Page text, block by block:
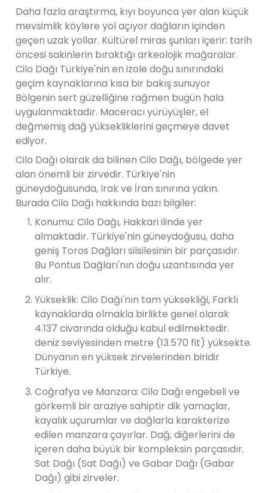
Daha fazla araştırma, kıyı boyunca yer alan küçük
mevsimlik köylere yol açıyor dağların içinden
geçen uzak yollar. Kültürel miras şunları içerir: tarih
öncesi sakinlerin bıraktığı arkeolojik mağaralar.
Cilo Dağı Türkiye'nin en izole doğu sınırındaki
geçim kaynaklarına kısa bir bakış sunuyor
Bölgenin sert güzelliğine rağmen bugün hala
uygulanmaktadır. Maceracı yürüyüşler, el
değmemiş dağ yüksekliklerini geçmeye davet
ediyor.
Cilo ​​Dağı olarak da bilinen Cilo Dağı, bölgede yer
alan önemli bir zirvedir. Türkiye'nin
güneydoğusunda, Irak ve İran sınırına yakın.
Burada Cilo Dağı hakkında bazı bilgiler:
Konumu: Cilo Dağı, Hakkari ilinde yer
almaktadır. Türkiye'nin güneydoğusu, daha
geniş Toros Dağları silsilesinin bir parçasıdır.
Bu Pontus Dağları'nın doğu uzantısında yer
alır.
Yükseklik: Cilo Dağı'nın tam yüksekliği, Farklı
kaynaklarda olmakla birlikte genel olarak
4.137 civarında olduğu kabul edilmektedir.
deniz seviyesinden metre (13.570 fit) yüksekte.
Dünyanın en yüksek zirvelerinden biridir
Türkiye.
Coğrafya ve Manzara: Cilo Dağı engebeli ve
görkemli bir araziye sahiptir dik yamaçlar,
kayalık uçurumlar ve dağlarla karakterize
edilen manzara çayırlar. Dağ, diğerlerini de
içeren daha büyük bir kompleksin parçasıdır.
Sat Dağı (Sat Dağı) ve Gabar Dağı (Gabar
Dağı) gibi zirveler.